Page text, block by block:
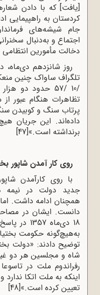
[یافت] که با دادن
کردستان به
جام شیشه‌های
دخالت مأمورین
روز شانزدهم دی‌ماه،
/10 /57 حدود دو
تظاهرات هنگام عبور
پرتاب سنگ و کوبیدن
داده‌اند. این جریان
برنداشته است.»[47]
روی کار آمدن شاپور
با روی کارآمدن
همچنان ادامه داشت.
دانست. ایشان در
18 دی‌ماه
به‌هیچ‌گونه حکومت
توضیح دادند: «دولت
شاه و مجلسین هر دو
رفراندوم ملت در
اینکه به ملت اتکا
تعیین کرده است.»[48]